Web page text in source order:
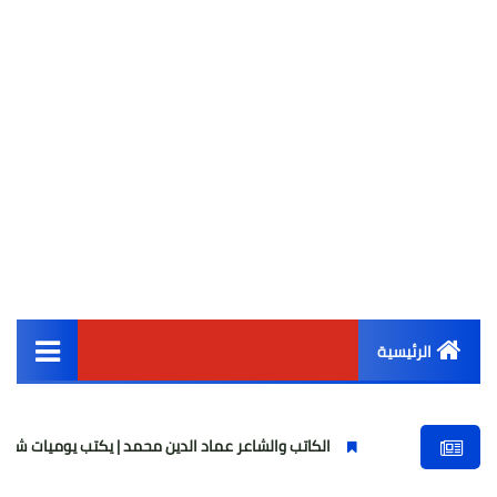
الرئيسية
أخبار مصر
الكاتب والشاعر عماد الدين محمد | يكتب يوميات شاعر وقصيدة :